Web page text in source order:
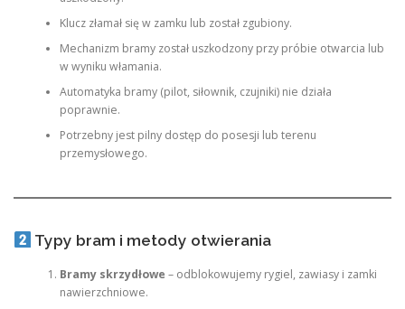
Klucz złamał się w zamku lub został zgubiony.
Mechanizm bramy został uszkodzony przy próbie otwarcia lub
w wyniku włamania.
Automatyka bramy (pilot, siłownik, czujniki) nie działa
poprawnie.
Potrzebny jest pilny dostęp do posesji lub terenu
przemysłowego.
Typy bram i metody otwierania
Bramy skrzydłowe – odblokowujemy rygiel, zawiasy i zamki
nawierzchniowe.